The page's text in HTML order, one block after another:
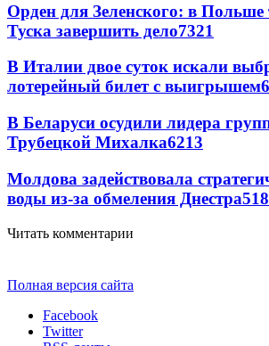
Орден для Зеленского: в Польше
Туска завершить дело7321
В Италии двое суток искали
лотерейный билет с выигрышем
В Беларуси осудили лидера
Трубецкой Михалка6213
Молдова задействовала
воды из-за обмеления Днестра
Читать комментарии
Полная версия сайта
Facebook
Twitter